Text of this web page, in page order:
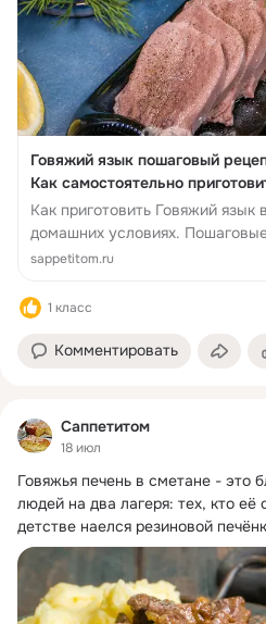
Говяжий язык пошаговый
Как самостоятельно
вкусно в домашних ус...
Как приготовить Говяжий язык
домашних условиях.
язык и полезные советы.
sappetitom.ru
1 класс
Комментировать
Саппетитом
18 июл
Говяжья печень в сметане - это
людей на два лагеря: тех, кто её
детстве наелся резиновой